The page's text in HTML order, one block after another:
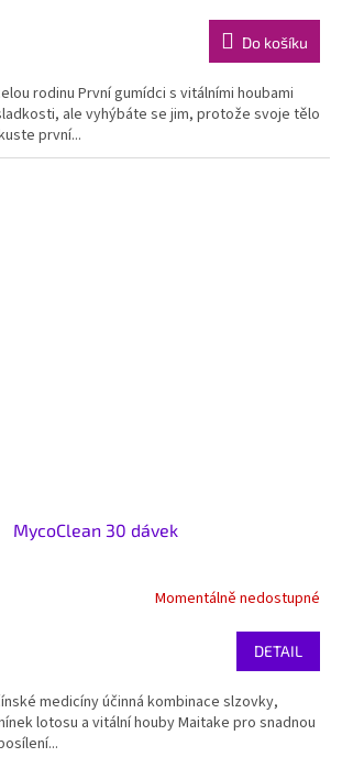
Do košíku
rodinu První gumídci s vitálními houbami
ale vyhýbáte se jim, protože svoje tělo
první...
MycoClean 30 dávek
Momentálně nedostupné
DETAIL
medicíny účinná kombinace slzovky,
lotosu a vitální houby Maitake pro snadnou